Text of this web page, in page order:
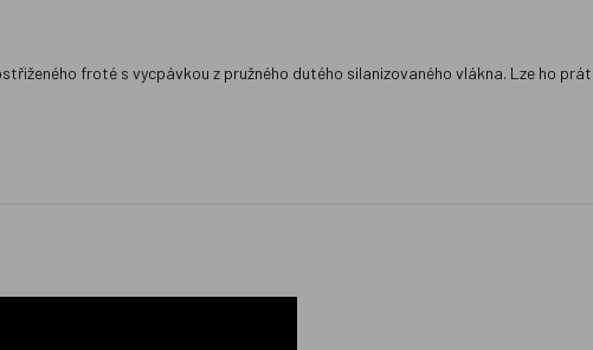
froté s vycpávkou z pružného dutého silanizovaného vlákna. Lze ho